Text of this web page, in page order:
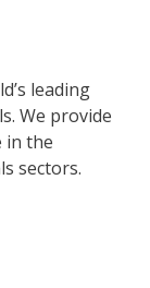
leading
We provide
in the
sectors.